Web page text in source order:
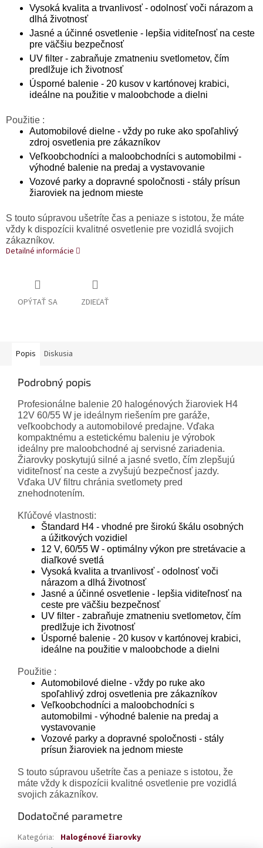
Vysoká kvalita a trvanlivosť - odolnosť voči nárazom a
dlhá životnosť
Jasné a účinné osvetlenie - lepšia viditeľnosť na ceste
pre väčšiu bezpečnosť
UV filter - zabraňuje zmatneniu svetlometov, čím
predlžuje ich životnosť
Úsporné balenie - 20 kusov v kartónovej krabici,
ideálne na použitie v maloobchode a dielni
Použitie :
Automobilové dielne - vždy po ruke ako spoľahlivý
zdroj osvetlenia pre zákazníkov
Veľkoobchodníci a maloobchodníci s automobilmi -
výhodné balenie na predaj a vystavovanie
Vozové parky a dopravné spoločnosti - stály prísun
žiaroviek na jednom mieste
S touto súpravou ušetríte čas a peniaze s istotou, že máte
vždy k dispozícii kvalitné osvetlenie pre vozidlá svojich
zákazníkov.
Detailné informácie
OPÝTAŤ SA ZDIEĽAŤ
Popis Diskusia
Podrobný popis
Profesionálne balenie 20 halogénových žiaroviek H4
12V 60/55 W je ideálnym riešením pre garáže,
veľkoobchody a automobilové predajne. Vďaka
kompaktnému a estetickému baleniu je výrobok
ideálny pre maloobchodné aj servisné zariadenia.
Žiarovky poskytujú silné a jasné svetlo, čím zlepšujú
viditeľnosť na ceste a zvyšujú bezpečnosť jazdy.
Vďaka UV filtru chránia svetlomety pred
znehodnotením.
Kľúčové vlastnosti:
Štandard H4 - vhodné pre širokú škálu osobných
a úžitkových vozidiel
12 V, 60/55 W - optimálny výkon pre stretávacie a
diaľkové svetlá
Vysoká kvalita a trvanlivosť - odolnosť voči
nárazom a dlhá životnosť
Jasné a účinné osvetlenie - lepšia viditeľnosť na
ceste pre väčšiu bezpečnosť
UV filter - zabraňuje zmatneniu svetlometov, čím
predlžuje ich životnosť
Úsporné balenie - 20 kusov v kartónovej krabici,
ideálne na použitie v maloobchode a dielni
Použitie :
Automobilové dielne - vždy po ruke ako
spoľahlivý zdroj osvetlenia pre zákazníkov
Veľkoobchodníci a maloobchodníci s
automobilmi - výhodné balenie na predaj a
vystavovanie
Vozové parky a dopravné spoločnosti - stály
prísun žiaroviek na jednom mieste
S touto súpravou ušetríte čas a peniaze s istotou, že
máte vždy k dispozícii kvalitné osvetlenie pre vozidlá
svojich zákazníkov.
Dodatočné parametre
Kategória:
Halogénové žiarovky